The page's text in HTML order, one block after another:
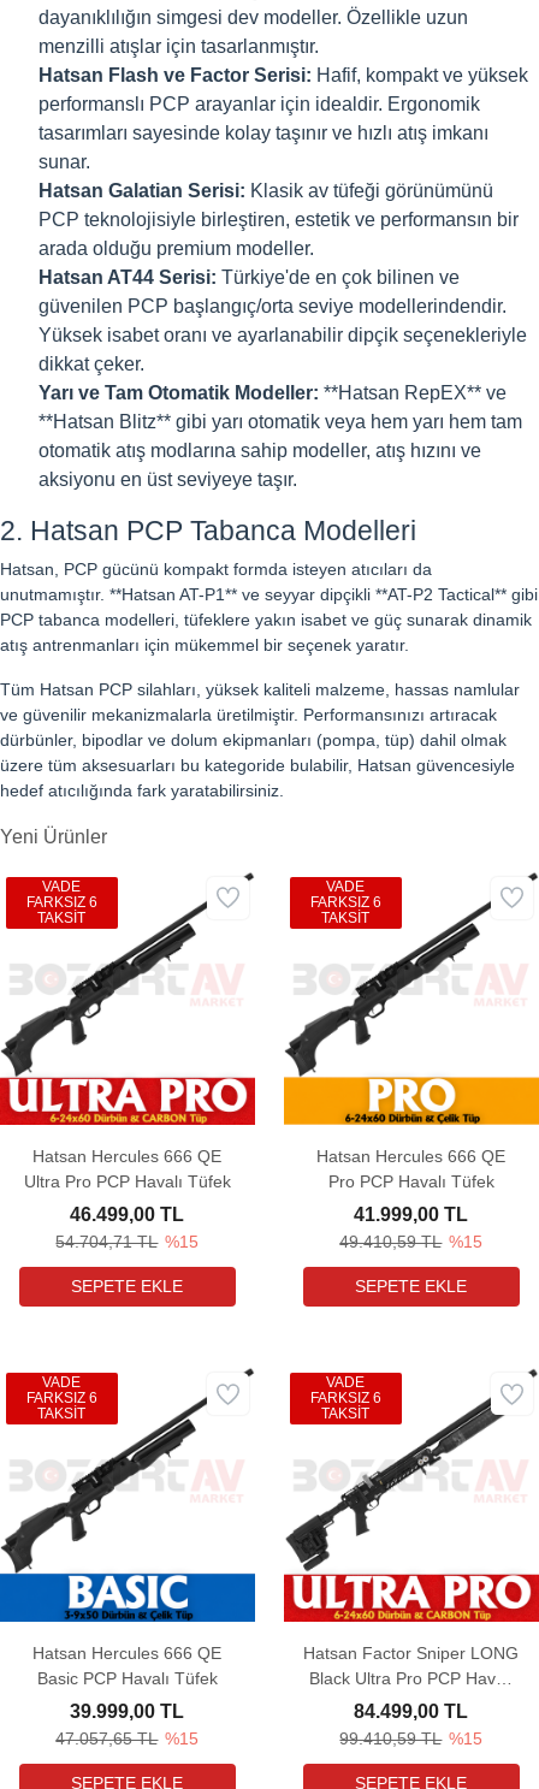
dayanıklılığın simgesi dev modeller. Özellikle uzun
menzilli atışlar için tasarlanmıştır.
Hatsan Flash ve Factor Serisi: Hafif, kompakt ve yüksek
performanslı PCP arayanlar için idealdir. Ergonomik
tasarımları sayesinde kolay taşınır ve hızlı atış imkanı
sunar.
Hatsan Galatian Serisi: Klasik av tüfeği görünümünü
PCP teknolojisiyle birleştiren, estetik ve performansın bir
arada olduğu premium modeller.
Hatsan AT44 Serisi: Türkiye'de en çok bilinen ve
güvenilen PCP başlangıç/orta seviye modellerindendir.
Yüksek isabet oranı ve ayarlanabilir dipçik seçenekleriyle
dikkat çeker.
Yarı ve Tam Otomatik Modeller: **Hatsan RepEX** ve
**Hatsan Blitz** gibi yarı otomatik veya hem yarı hem tam
otomatik atış modlarına sahip modeller, atış hızını ve
aksiyonu en üst seviyeye taşır.
2. Hatsan PCP Tabanca Modelleri
Hatsan, PCP gücünü kompakt formda isteyen atıcıları da
unutmamıştır. **Hatsan AT-P1** ve seyyar dipçikli **AT-P2 Tactical** gibi
PCP tabanca modelleri, tüfeklere yakın isabet ve güç sunarak dinamik
atış antrenmanları için mükemmel bir seçenek yaratır.
Tüm Hatsan PCP silahları, yüksek kaliteli malzeme, hassas namlular
ve güvenilir mekanizmalarla üretilmiştir. Performansınızı artıracak
dürbünler, bipodlar ve dolum ekipmanları (pompa, tüp) dahil olmak
üzere tüm aksesuarları bu kategoride bulabilir, Hatsan güvencesiyle
hedef atıcılığında fark yaratabilirsiniz.
Yeni Ürünler
Hatsan Hercules 666 QE
Ultra Pro PCP Havalı Tüfek
54.704,71 TL %15
46.499,00 TL
VADE
FARKSIZ 6
TAKSİT
Hatsan Hercules 666 QE
Pro PCP Havalı Tüfek
49.410,59 TL %15
41.999,00 TL
VADE
FARKSIZ 6
TAKSİT
Hatsan Hercules 666 QE
Basic PCP Havalı Tüfek
47.057,65 TL %15
39.999,00 TL
VADE
FARKSIZ 6
TAKSİT
Hatsan Factor Sniper LONG
Black Ultra Pro PCP Havalı
Tüfek
99.410,59 TL %15
84.499,00 TL
VADE
FARKSIZ 6
TAKSİT